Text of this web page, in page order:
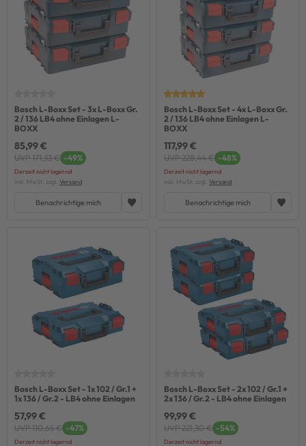
Bosch L-Boxx Set - 3x L-Boxx Gr.
2 / 136 LB4 ohne Einlagen L-
BOXX
85,99 €
UVP 171,33 € -49%
Derzeit nicht lagernd
inkl. MwSt. zzgl. Versand
Benachrichtige mich
Bosch L-Boxx Set - 4x L-Boxx Gr.
2 / 136 LB4 ohne Einlagen L-
BOXX
117,99 €
UVP 228,44 € -48%
Derzeit nicht lagernd
inkl. MwSt. zzgl. Versand
Benachrichtige mich
Bosch L-Boxx Set - 1x 102 / Gr.1 +
1x 136 / Gr.2 - LB4 ohne Einlagen
57,99 €
UVP 110,65 € -47%
Derzeit nicht lagernd
Bosch L-Boxx Set - 2x 102 / Gr.1 +
2x 136 / Gr.2 - LB4 ohne Einlagen
99,99 €
UVP 221,30 € -54%
Derzeit nicht lagernd